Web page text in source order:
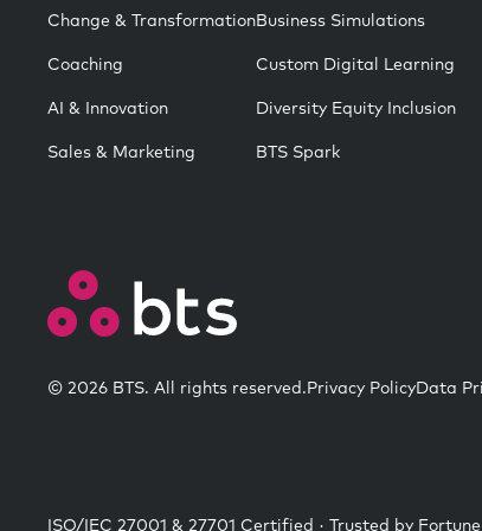
Change & Transformation
Coaching
AI & Innovation
Sales & Marketing
Business Simulations
Custom Digital Learning
Diversity Equity Inclusion
BTS Spark
© 2026 BTS. All rights reserved. Privacy PolicyData
ISO/IEC 27001 & 27701 Certified · Trusted by